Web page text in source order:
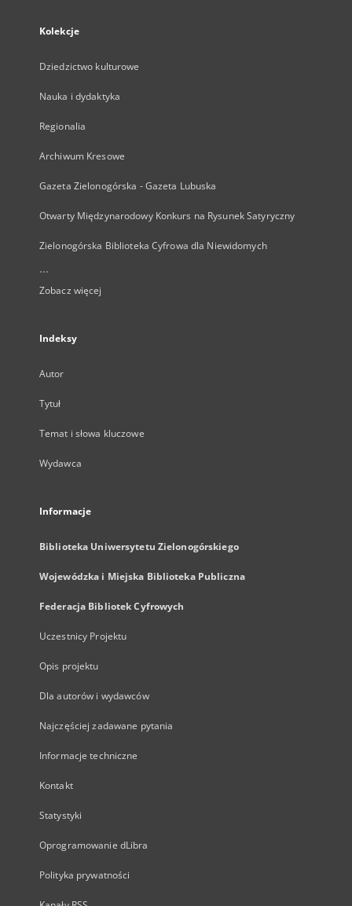
Kolekcje
Dziedzictwo kulturowe
Nauka i dydaktyka
Regionalia
Archiwum Kresowe
Gazeta Zielonogórska - Gazeta Lubuska
Otwarty Międzynarodowy Konkurs na Rysunek Satyryczny
Zielonogórska Biblioteka Cyfrowa dla Niewidomych
...
Zobacz więcej
Indeksy
Autor
Tytuł
Temat i słowa kluczowe
Wydawca
Informacje
Biblioteka Uniwersytetu Zielonogórskiego
Wojewódzka i Miejska Biblioteka Publiczna
Federacja Bibliotek Cyfrowych
Uczestnicy Projektu
Opis projektu
Dla autorów i wydawców
Najczęściej zadawane pytania
Informacje techniczne
Kontakt
Statystyki
Oprogramowanie dLibra
Polityka prywatności